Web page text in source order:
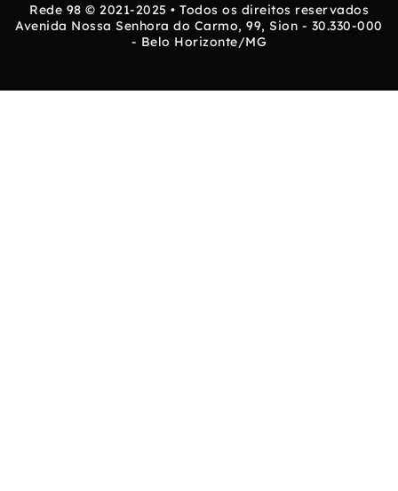
Rede 98 © 2021-2025 • Todos os direitos reservados
Avenida Nossa Senhora do Carmo, 99, Sion - 30.330-000
- Belo Horizonte/MG